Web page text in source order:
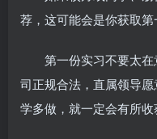
荐，这可能会是你获取
第一份实习不要太
司正规合法，直属领导
学多做，就一定会有所收